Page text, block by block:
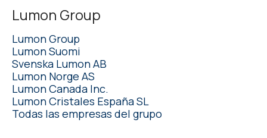
Lumon Group
Lumon Group
Lumon Suomi
Svenska Lumon AB
Lumon Norge AS
Lumon Canada Inc.
Lumon Cristales España SL
Todas las empresas del grupo